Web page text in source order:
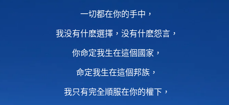
一切都在你的手中，
我没有什麽選擇，没有什麽怨言，
你命定我生在這個國家，
命定我生在這個邦族，
我只有完全順服在你的權下，